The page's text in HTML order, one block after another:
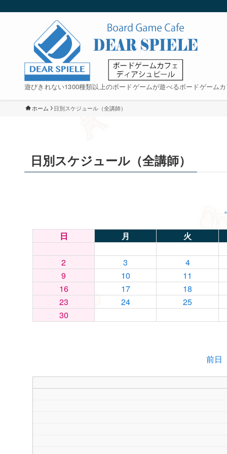
遊びきれない1300種類以上のボードゲームが遊べるボードゲーム
ホーム 日別スケジュール（全講師）
日別スケジュール（全講師）
日 月 火
2 3
4
9
10
11
16
17
18
23
24
25
30
前日